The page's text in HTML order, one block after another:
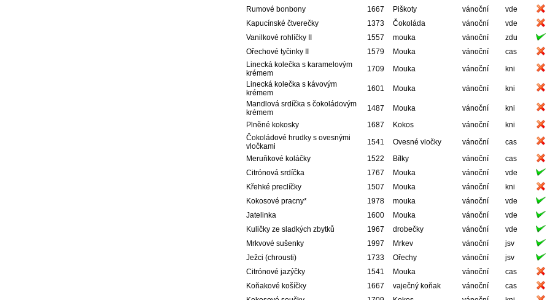
Rumové bonbony
1667 Piškoty vánoční vde
Kapucínské čtverečky
1373 Čokoláda vánoční vde
Vanilkové rohlíčky II
1557 mouka vánoční zdu
Ořechové tyčinky II
1579 Mouka vánoční cas
Linecká kolečka s karamelovým
krémem
1709 Mouka vánoční kni
Linecká kolečka s kávovým
krémem
1601 Mouka vánoční kni
Mandlová srdíčka s čokoládovým
krémem
1487 Mouka vánoční kni
Plněné kokosky
1687 Kokos vánoční kni
Čokoládové hrudky s ovesnými
vločkami
1541 Ovesné vločky vánoční cas
Meruňkové koláčky
1522 Bílky vánoční cas
Citrónová srdíčka
1767 Mouka vánoční vde
Křehké preclíčky
1507 Mouka vánoční kni
Kokosové pracny*
1978 mouka vánoční vde
Jatelinka
1600 Mouka vánoční vde
Kuličky ze sladkých zbytků
1967 drobečky vánoční vde
Mrkvové sušenky
1997 Mrkev vánoční jsv
Ježci (chrousti)
1733 Ořechy vánoční jsv
Citrónové jazýčky
1541 Mouka vánoční cas
Koňakové košíčky
1667 vaječný koňak vánoční cas